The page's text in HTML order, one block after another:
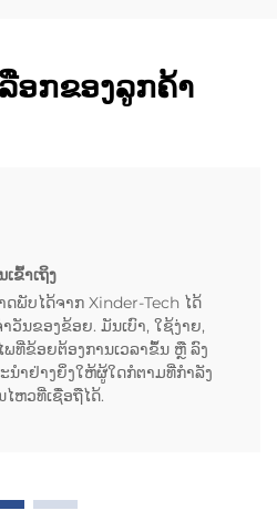
ອກຂອງລູກຄ້າ
ຂົ້າເຖິງ
ພັບໄດ້ຈາກ Xinder-Tech ໄດ້
ວັນຂອງຂ້ອຍ. ມັນເບົາ, ໃຊ້ງ່າຍ,
ທີ່ຂ້ອຍຕ້ອງການເວລາຂຶ້ນ ຫຼື ລົງ
ຳຢ່າງຍິ່ງໃຫ້ຜູ້ໃດກໍຕາມທີ່ກຳລັງ
ຫວທີ່ເຊື່ອຖືໄດ້.